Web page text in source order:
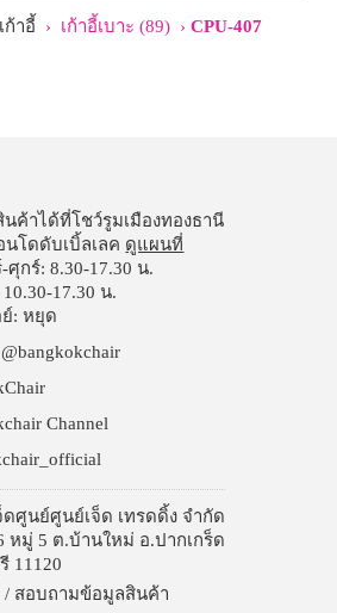
เก้าอี้ › เก้าอี้เบาะ (89) ›CPU-407
ค้าได้ที่โชว์รูมเมืองทองธานี
โดดับเบิ้ลเลค ดูแผนที่
ศุกร์: 8.30-17.30 น.
10.30-17.30 น.
: หยุด
Channel
ดศูนย์ศูนย์เจ็ด เทรดดิ้ง จำกัด
หมู่ 5 ต.บ้านใหม่ อ.ปากเกร็ด
11120
/ สอบถามข้อมูลสินค้า